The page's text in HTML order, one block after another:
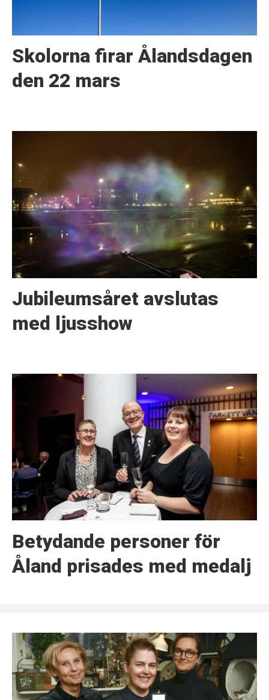
Skolorna firar Ålandsdagen
den 22 mars
Jubileumsåret avslutas
med ljusshow
Betydande personer för
Åland prisades med medalj